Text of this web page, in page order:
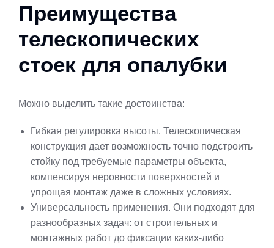
Преимущества
телескопических
стоек для опалубки
Можно выделить такие достоинства:
Гибкая регулировка высоты. Телескопическая
конструкция дает возможность точно подстроить
стойку под требуемые параметры объекта,
компенсируя неровности поверхностей и
упрощая монтаж даже в сложных условиях.
Универсальность применения. Они подходят для
разнообразных задач: от строительных и
монтажных работ до фиксации каких-либо